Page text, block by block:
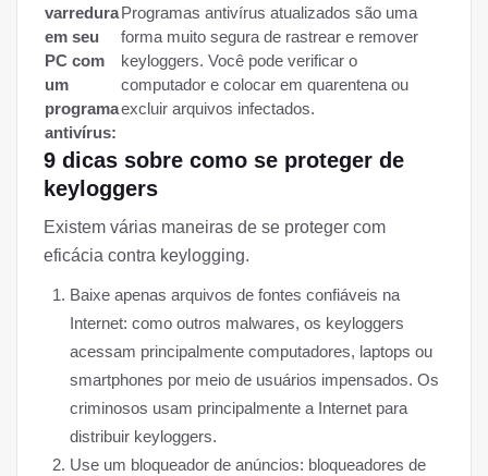
varredura
em seu
PC com
um
programa
antivírus:
Programas antivírus atualizados são uma
forma muito segura de rastrear e remover
keyloggers. Você pode verificar o
computador e colocar em quarentena ou
excluir arquivos infectados.
9 dicas sobre como se proteger de
keyloggers
Existem várias maneiras de se proteger com
eficácia contra keylogging.
Baixe apenas arquivos de fontes confiáveis na
Internet: como outros malwares, os keyloggers
acessam principalmente computadores, laptops ou
smartphones por meio de usuários impensados. Os
criminosos usam principalmente a Internet para
distribuir keyloggers.
Use um bloqueador de anúncios: bloqueadores de